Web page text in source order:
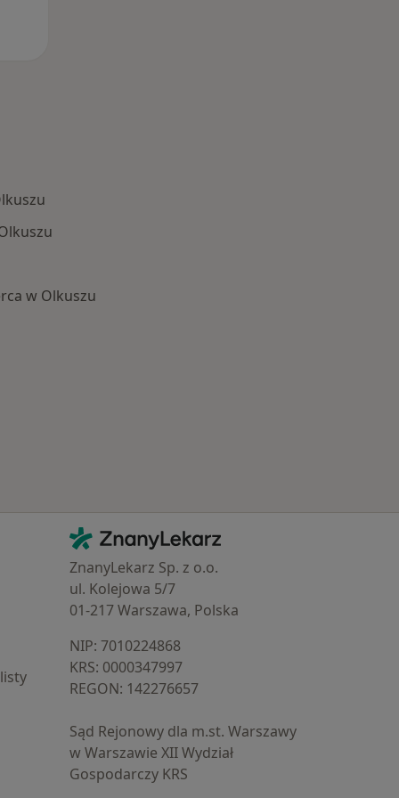
w Olkuszu
Kontakt
ZnanyLekarz - Strona główna
ZnanyLekarz Sp. z o.o.
ul. Kolejowa 5/7
01-217 Warszawa, Polska
NIP: ⁠7010224868
KRS: ⁠0000347997
REGON: ⁠142276657
Sąd Rejonowy dla m.st. Warszawy
w Warszawie XII Wydział
Gospodarczy KRS